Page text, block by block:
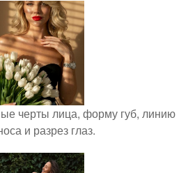
черты лица, форму губ, линию
и разрез глаз.